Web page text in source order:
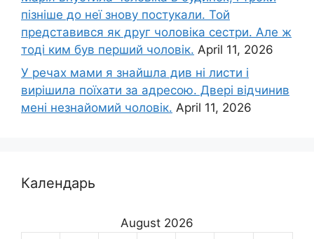
пізніше до неї знову постукали. Той
представився як друг чоловіка сестри. Але ж
тоді ким був перший чоловік. April 11, 2026
У речах мами я знайшла див ні листи і
вирішила поїхати за адресою. Двері відчинив
мені незнайомий чоловік. April 11, 2026
Календарь
August 2026